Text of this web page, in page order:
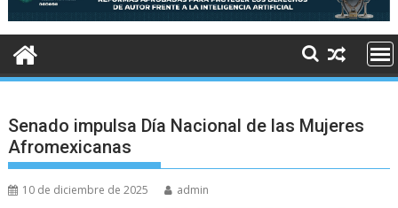
Senado impulsa Día Nacional de las Mujeres
Afromexicanas
10 de diciembre de 2025 admin